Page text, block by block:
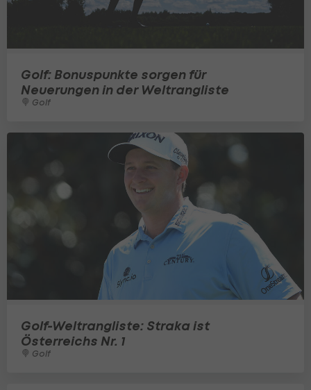
Golf: Bonuspunkte sorgen für
Neuerungen in der Weltrangliste
Golf
Golf-Weltrangliste: Straka ist
Österreichs Nr. 1
Golf